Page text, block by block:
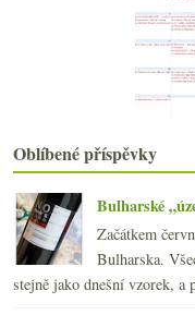
Pozor na korky a
(23)
► dubna (21)
►března(22)
►února
►ledna
►2014(254)
► 2013 (249)
2012
Oblíbené příspěvky
Bulharské
Začátkem
Bulharska.
stejně jako dnešní vzorek, a